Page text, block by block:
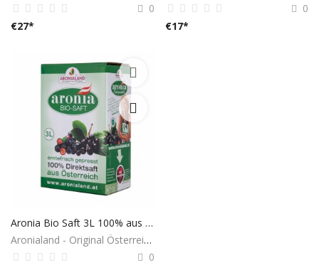
0
€27*
0
€17*
Aronia Bio Saft 3L 100% aus Österreich
Aronialand - Original Österreich
0